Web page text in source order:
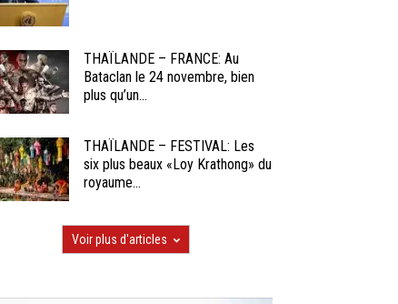
THAÏLANDE – FRANCE: Au
Bataclan le 24 novembre, bien
plus qu’un...
THAÏLANDE – FESTIVAL: Les
six plus beaux «Loy Krathong» du
royaume...
Voir plus d'articles